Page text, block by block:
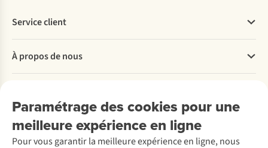
Paramétrage des cookies pour une
meilleure expérience en ligne
Pour vous garantir la meilleure expérience en ligne, nous
Service client
Commander
Payer
Retourner
Rétractation d'une commande
Entretien & réparations
À propos de nous
Entreprise responsable
À propos d’Ayacucho
Nos magasins
Location / Location sports d’hiver
Seconde-main
Entretien de ski
Découvrez